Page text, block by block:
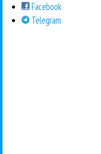
Facebook
Telegram